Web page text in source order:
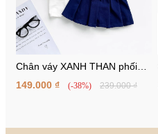
Chân váy XANH THAN phối
cạp trắng
149.000 ₫ (-38%) 239.000 ₫